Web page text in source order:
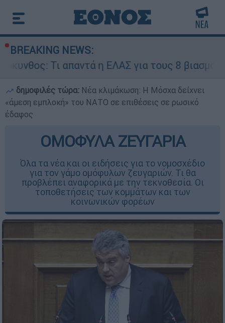
BREAKING NEWS:
απαντά η ΕΛΑΣ για τους 8 βιασμούς
δημοφιλές τώρα: Νέα κλιμάκωση: Η Μόσχα δείχνει
«άμεση εμπλοκή» του ΝΑΤΟ σε επιθέσεις σε ρωσικό
έδαφος
ΟΜΟΦΥΛΑ ΖΕΥΓΑΡΙΑ
Όλα τα νέα και οι ειδήσεις για το νομοσχέδιο
για τον γάμο ομόφυλων ζευγαριών. Τι θα
προβλέπει αναφορικά με την τεκνοθεσία. Οι
τοποθετήσεις των κομμάτων και των
κοινωνικών φορέων